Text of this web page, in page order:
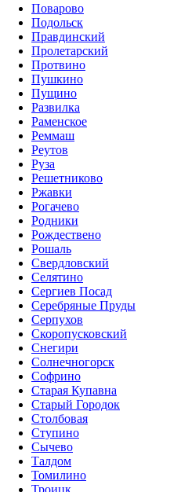
Поварово
Подольск
Правдинский
Пролетарский
Протвино
Пушкино
Пущино
Развилка
Раменское
Реммаш
Реутов
Руза
Решетниково
Ржавки
Рогачево
Родники
Рождествено
Рошаль
Свердловский
Селятино
Сергиев Посад
Серебряные Пруды
Серпухов
Скоропусковский
Снегири
Солнечногорск
Софрино
Старая Купавна
Старый Городок
Столбовая
Ступино
Сычево
Талдом
Томилино
Троицк